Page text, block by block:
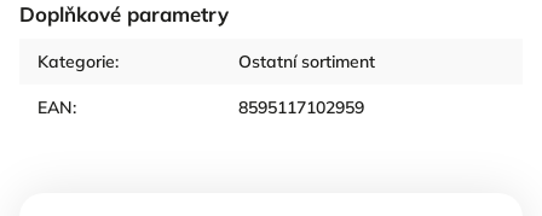
Doplňkové parametry
Kategorie: Ostatní sortiment
EAN: 8595117102959